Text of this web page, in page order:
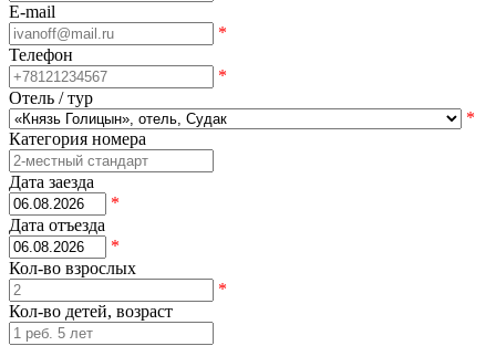
E-mail
*
Телефон
*
Отель / тур
*
Категория номера
Дата заезда
*
Дата отъезда
*
Кол-во взрослых
*
Кол-во детей, возраст